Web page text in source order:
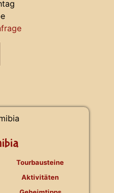
Tourbausteine
Aktivitäten